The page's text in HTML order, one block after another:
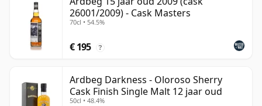
26001/2009) - Cask Masters
70cl • 54.5%
€ 195 ?
Ardbeg Darkness - Oloroso Sherry
Cask Finish Single Malt 12 jaar oud
50cl • 48.4%